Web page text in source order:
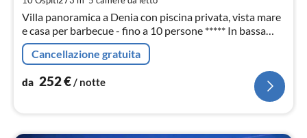
Villa panoramica a Denia con piscina privata, vista mare
e casa per barbecue - fino a 10 persone ***** In bassa
stagione anche a prezzo speciale fino a 4 persone -
Prezzo su richiesta *****
Cancellazione gratuita
da 252€/ notte